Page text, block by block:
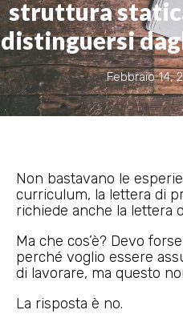
struttura
distinguersi
Febbraio 14,
Non bastavano le
curriculum, la lettera di
richiede anche la lettera
Ma che cos’è? Devo
perché voglio essere
di lavorare, ma questo
La risposta è no.